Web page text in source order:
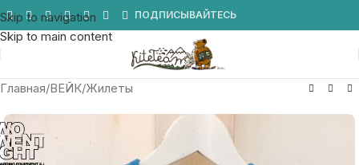
Skip to navigation
Skip to main content
ПОДПИСЫВАЙТЕСЬ
Главная/ВЕЙК/Жилеты